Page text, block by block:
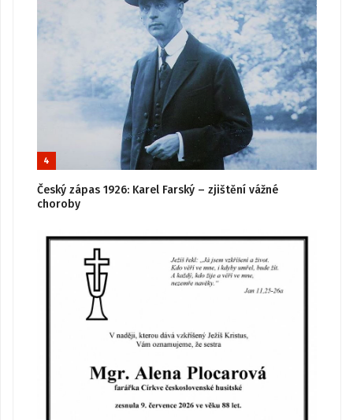
4
Český zápas 1926: Karel Farský – zjištění vážné
choroby